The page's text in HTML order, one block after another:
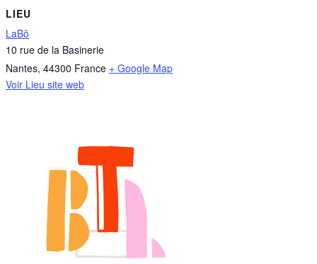
LIEU
LaBô
10 rue de la Basinerie
Nantes, 44300 France + Google Map
Voir Lieu site web